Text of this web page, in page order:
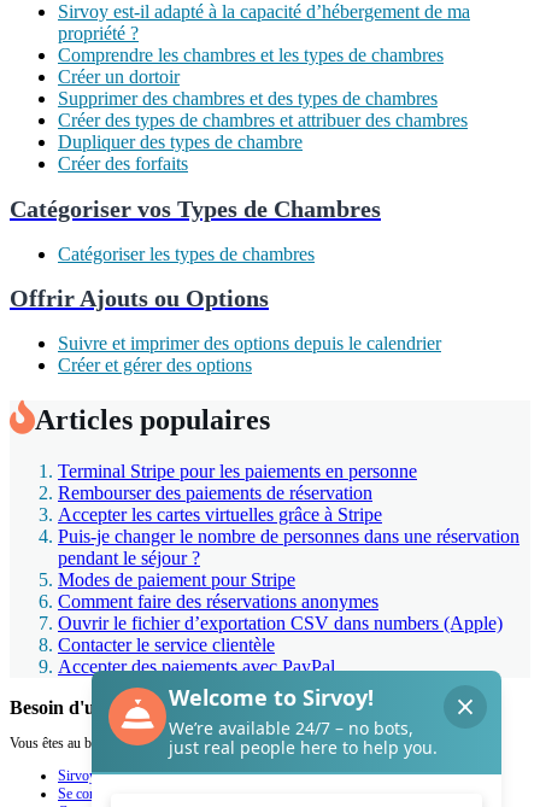
Sirvoy est-il adapté à la capacité d’hébergement de ma
propriété ?
Comprendre les chambres et les types de chambres
Créer un dortoir
Supprimer des chambres et des types de chambres
Créer des types de chambres et attribuer des chambres
Dupliquer des types de chambre
Créer des forfaits
Catégoriser vos Types de Chambres
Catégoriser les types de chambres
Offrir Ajouts ou Options
Suivre et imprimer des options depuis le calendrier
Créer et gérer des options
Articles populaires
Terminal Stripe pour les paiements en personne
Rembourser des paiements de réservation
Accepter les cartes virtuelles grâce à Stripe
Puis-je changer le nombre de personnes dans une réservation
pendant le séjour ?
Modes de paiement pour Stripe
Comment faire des réservations anonymes
Ouvrir le fichier d’exportation CSV dans numbers (Apple)
Contacter le service clientèle
Accepter des paiements avec PayPal
Besoin d'un coup de main de Sirvoy ?
Vous êtes au bon endroit.
Sirvoy
Se connecter